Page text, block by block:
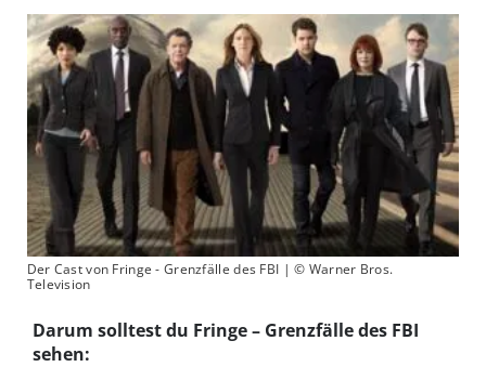
Der Cast von Fringe - Grenzfälle des FBI | © Warner Bros.
Television
Darum solltest du Fringe – Grenzfälle des FBI
sehen: